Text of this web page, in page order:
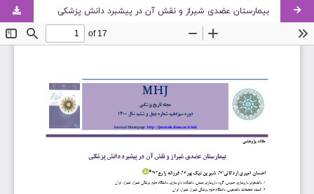
بیمارستان عضدی شیراز و نقش آن در پیشبرد دانش پزشکی